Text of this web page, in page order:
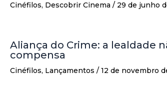
Cinéfilos, Descobrir Cinema / 29 de junho
Aliança do Crime: a lealdade
compensa
Cinéfilos, Lançamentos / 12 de novembro